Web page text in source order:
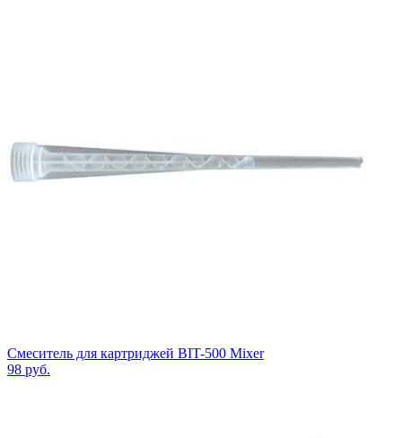
Смеситель для картриджей BIT-500 Mixer
98 руб.